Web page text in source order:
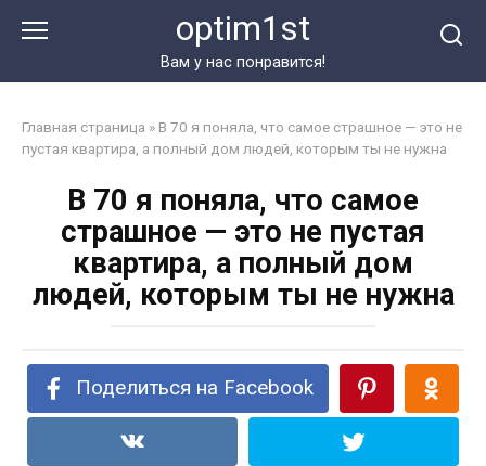
optim1st
Вам у нас понравится!
Главная страница » В 70 я поняла, что самое страшное — это не
пустая квартира, а полный дом людей, которым ты не нужна
В 70 я поняла, что самое
страшное — это не пустая
квартира, а полный дом
людей, которым ты не нужна
Поделиться на Facebook